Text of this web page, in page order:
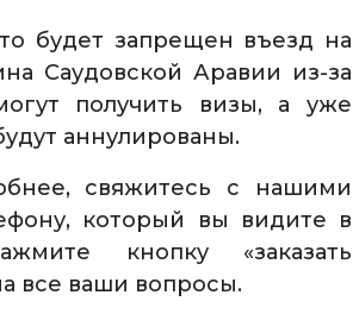
будет запрещен въезд на
Саудовской Аравии из-за
получить визы, а уже
аннулированы.
свяжитесь с нашими
который вы видите в
кнопку «заказать
все ваши вопросы.